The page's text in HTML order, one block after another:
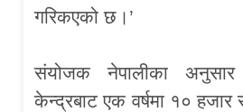
गरिकएको छ।’
संयोजक नेपालीका अनुसार
केन्द्रबाट एक वर्षमा १०